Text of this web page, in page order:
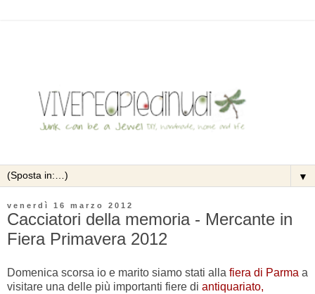
▼
venerdì 16 marzo 2012
Cacciatori della memoria - Mercante in
Fiera Primavera 2012
Domenica scorsa io e marito siamo stati alla fiera di Parma a
visitare una delle più importanti fiere di antiquariato,